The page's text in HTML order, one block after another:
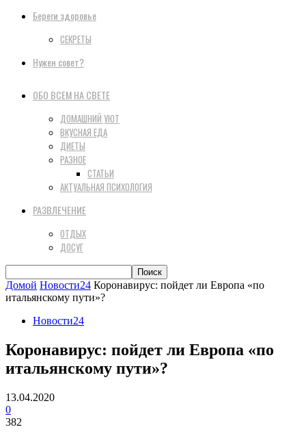
Береги здоровье
СЕКРЕТЫ
Нужен совет?
ОБО ВСЕМ НА СВЕТЕ
ДОМАШНИЙ УЮТ
ВКУСНАЯ ЕДА
ДИЕТЫ
РАЗНОЕ
СТАТЬИ
АКТУАЛЬНАЯ ПСИХОЛОГИЯ
РАЗВЛЕЧЕНИЕ
ОТДЫХ
ДОСУГ
Домой Новости24 Коронавирус: пойдет ли Европа «по
итальянскому пути»?
Новости24
Коронавирус: пойдет ли Европа «по
итальянскому пути»?
13.04.2020
0
382